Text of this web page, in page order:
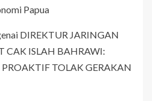
Papua
DIREKTUR JARINGAN
CAK ISLAH BAHRAWI:
TOLAK GERAKAN